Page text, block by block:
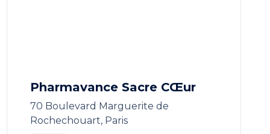
Pharmavance Sacre CŒur
70 Boulevard Marguerite de
Rochechouart, Paris